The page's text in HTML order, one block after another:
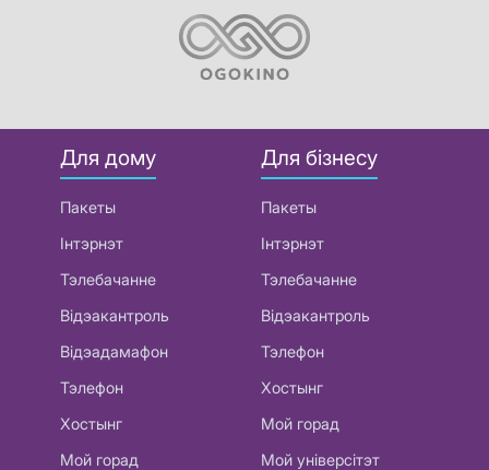
Для дому
Пакеты
Інтэрнэт
Тэлебачанне
Відэакантроль
Відэадамафон
Тэлефон
Хостынг
Мой горад
Для бізнесу
Пакеты
Інтэрнэт
Тэлебачанне
Відэакантроль
Тэлефон
Хостынг
Мой горад
Мой універсітэт